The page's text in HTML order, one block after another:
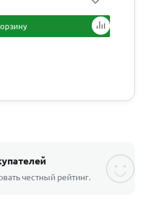
честный рейтинг.